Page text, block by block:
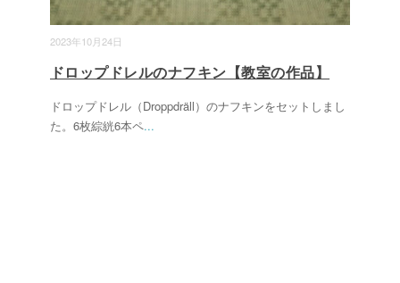
2023年10月24日
ドロップドレルのナフキン【教室の作品】
ドロップドレル（Droppdräll）のナフキンをセットしまし
た。6枚綜絖6本ペ...